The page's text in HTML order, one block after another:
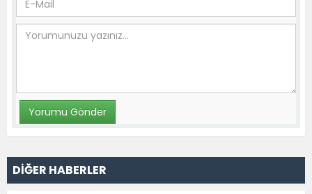
DİĞER HABERLER